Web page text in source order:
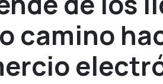
camino